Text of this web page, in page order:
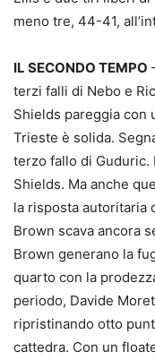
meno tre, 44-41,
IL SECONDO TEMPO
terzi falli di Nebo e
Shields pareggia con
Trieste è solida.
terzo fallo di Guduric.
Shields. Ma anche
la risposta autoritaria
Brown scava ancora
Brown generano la
quarto con la
periodo, Davide
ripristinando otto
cattedra. Con un